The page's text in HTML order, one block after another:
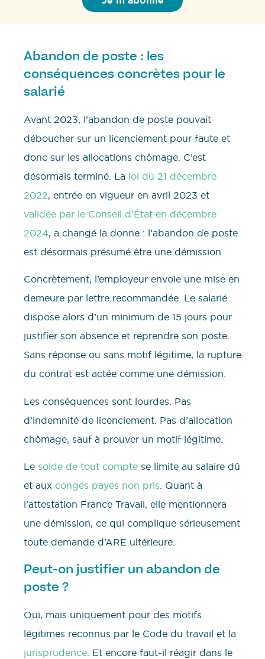
Abandon de poste : les
conséquences concrètes pour le
salarié
Avant 2023, l’abandon de poste pouvait
déboucher sur un licenciement pour faute et
donc sur les allocations chômage. C’est
désormais terminé. La loi du 21 décembre
2022, entrée en vigueur en avril 2023 et
validée par le Conseil d’État en décembre
2024, a changé la donne : l’abandon de poste
est désormais présumé être une démission.
Concrètement, l’employeur envoie une mise en
demeure par lettre recommandée. Le salarié
dispose alors d’un minimum de 15 jours pour
justifier son absence et reprendre son poste.
Sans réponse ou sans motif légitime, la rupture
du contrat est actée comme une démission.
Les conséquences sont lourdes. Pas
d’indemnité de licenciement. Pas d’allocation
chômage, sauf à prouver un motif légitime.
Le solde de tout compte se limite au salaire dû
et aux congés payés non pris. Quant à
l’attestation France Travail, elle mentionnera
une démission, ce qui complique sérieusement
toute demande d’ARE ultérieure.
Peut-on justifier un abandon de
poste ?
Oui, mais uniquement pour des motifs
légitimes reconnus par le Code du travail et la
jurisprudence . Et encore faut-il réagir dans le